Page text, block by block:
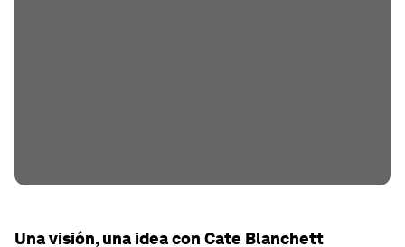
Una visión, una idea con Cate Blanchett